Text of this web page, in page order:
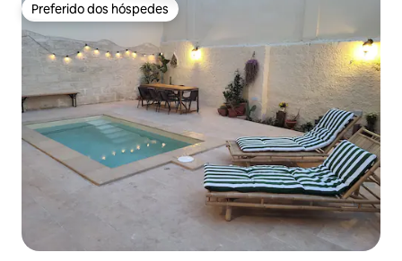
Preferido dos hóspedes
Preferido dos hóspedes